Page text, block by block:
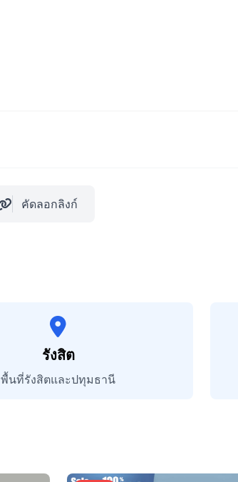
คัดลอกลิงก์
รังสิต
พื้นที่รังสิตและปทุมธานี